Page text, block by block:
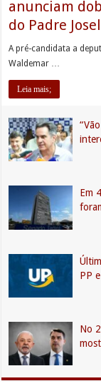
anunciam
do Padre
A pré-candidata a
Waldemar …
Leia mais;
Em
PP
No